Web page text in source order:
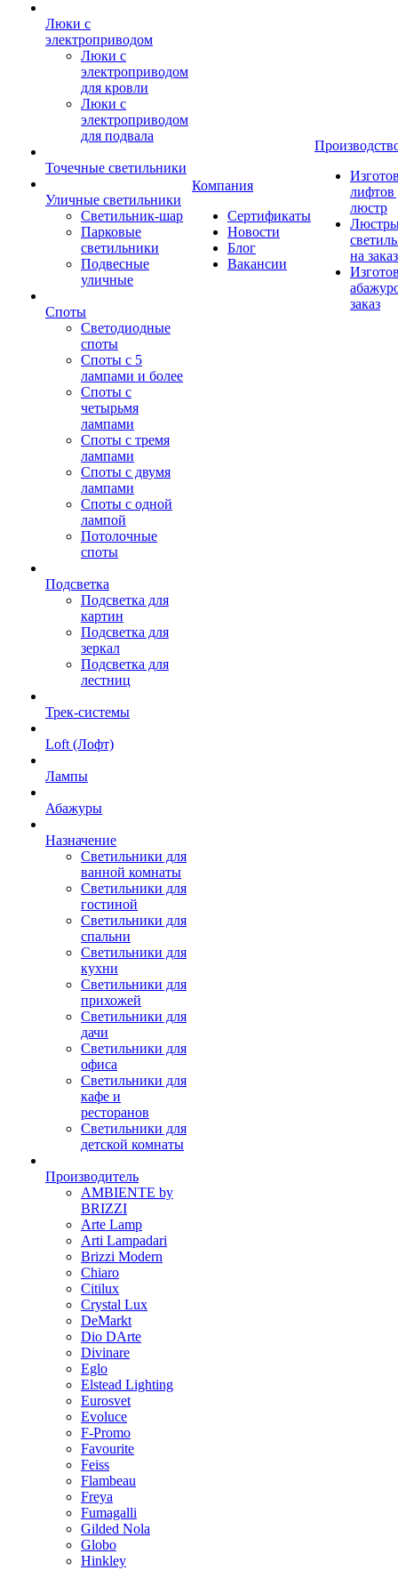
Люки с
электроприводом
Люки с
электроприводом
для кровли
Люки с
электроприводом
для подвала
Точечные светильники
Уличные светильники
Светильник-шар
Парковые
светильники
Подвесные
уличные
Споты
Светодиодные
споты
Споты с 5
лампами и более
Споты с
четырьмя
лампами
Споты с тремя
лампами
Споты с двумя
лампами
Споты с одной
лампой
Потолочные
споты
Подсветка
Подсветка для
картин
Подсветка для
зеркал
Подсветка для
лестниц
Трек-системы
Loft (Лофт)
Лампы
Абажуры
Назначение
Светильники для
ванной комнаты
Светильники для
гостиной
Светильники для
спальни
Светильники для
кухни
Светильники для
прихожей
Светильники для
дачи
Светильники для
офиса
Светильники для
кафе и
ресторанов
Светильники для
детской комнаты
Производитель
AMBIENTE by
BRIZZI
Arte Lamp
Arti Lampadari
Brizzi Modern
Chiaro
Citilux
Crystal Lux
DeMarkt
Dio DArte
Divinare
Eglo
Elstead Lighting
Eurosvet
Evoluce
F-Promo
Favourite
Feiss
Flambeau
Freya
Fumagalli
Gilded Nola
Globo
Hinkley
Компания
Сертификаты
Новости
Блог
Вакансии
лифтов
люстр
на заказ
заказ